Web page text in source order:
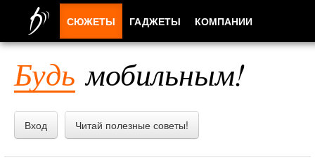
Будь мобильным!
Вход Читай полезные советы!
СЮЖЕТЫ ГАДЖЕТЫ КОМПАНИИ
ПРИЛОЖЕНИЯ